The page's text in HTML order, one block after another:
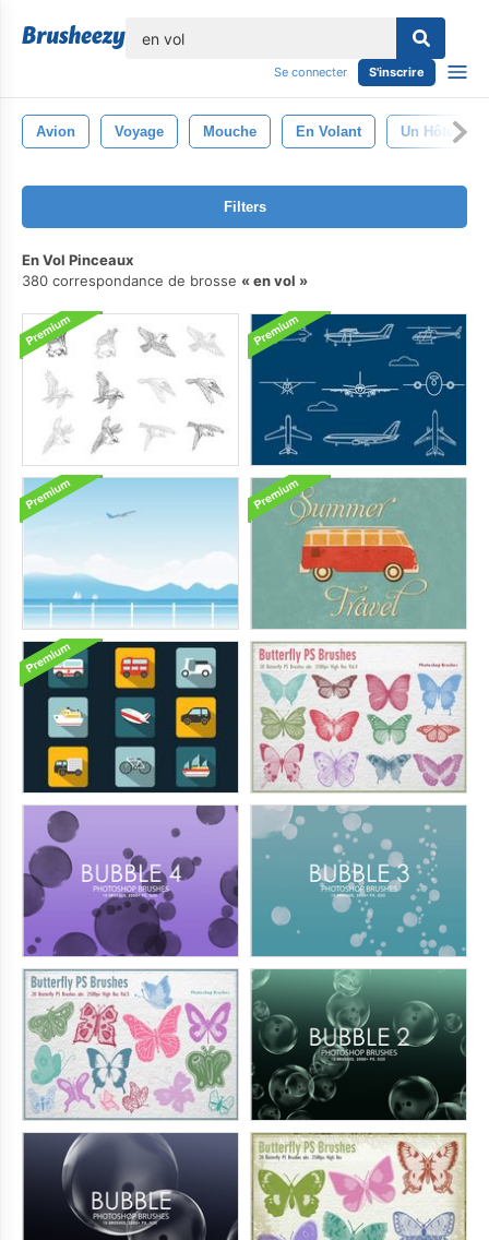
Se connecter S'inscrire
Avion Voyage Mouche En Volant Un Hôtel
Filters
En Vol Pinceaux
380 correspondance de brosse
en vol